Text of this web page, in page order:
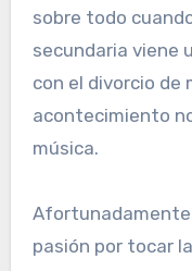
sobre todo
secundaria viene
con el divorcio de
acontecimiento
música.
Afortunadamente
pasión por tocar